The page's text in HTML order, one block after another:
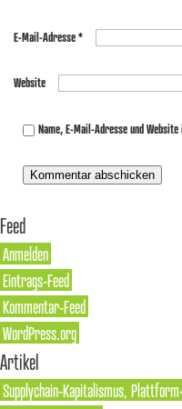
E-Mail-Adresse*
Website
Name, E-Mail-Adresse und
Feed
Anmelden
Eintrags-Feed
Kommentar-Feed
WordPress.org
Artikel
Supplychain-Kapitalismus,